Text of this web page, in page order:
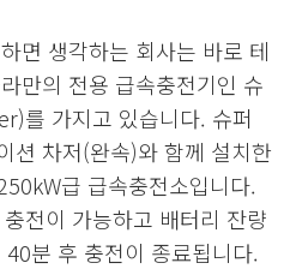
면 생각하는 회사는 바로 테
만의 전용 급속충전기인 슈
를 가지고 있습니다. 슈퍼
션 차저(완속)와 함께 설치한
급 급속충전소입니다.
전이 가능하고 배터리 잔량
분 후 충전이 종료됩니다.